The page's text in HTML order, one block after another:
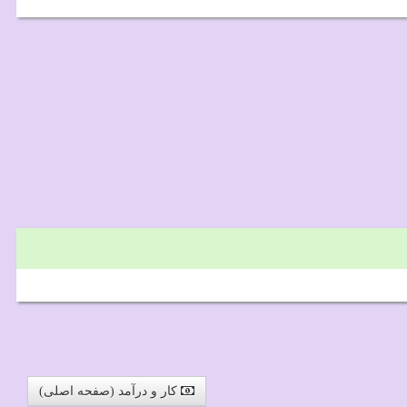
کار و درآمد (صفحه اصلی)